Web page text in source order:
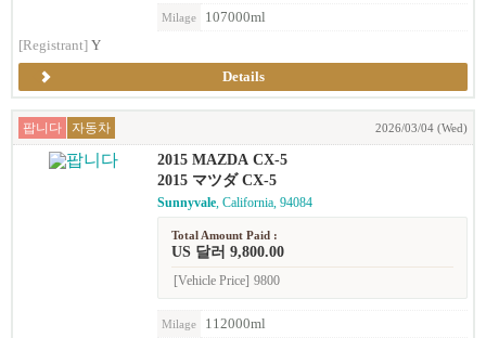
Milage
107000ml
[Registrant] Y
Details
팝니다 자동차 2026/03/04 (Wed)
2015 MAZDA CX-5
2015 マツダ CX-5
Sunnyvale, California, 94084
Total Amount Paid :
US 달러 9,800.00
[Vehicle Price] 9800
Milage 112000ml